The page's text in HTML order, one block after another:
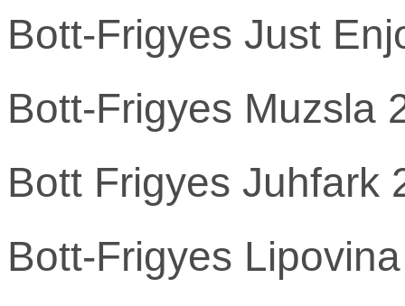
Bott-Frigyes Just
Bott-Frigyes Muzsla
Bott Frigyes Juhfark
Bott-Frigyes